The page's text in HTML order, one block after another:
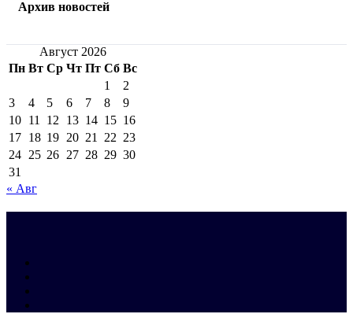
Архив новостей
Август 2026
Пн Вт Ср Чт Пт Сб Вс
1
2
3
4 5 6 7 8
9
10 11 12 13 14 15 16
17 18 19 20 21 22 23
24 25 26 27 28 29 30
31
« Авг